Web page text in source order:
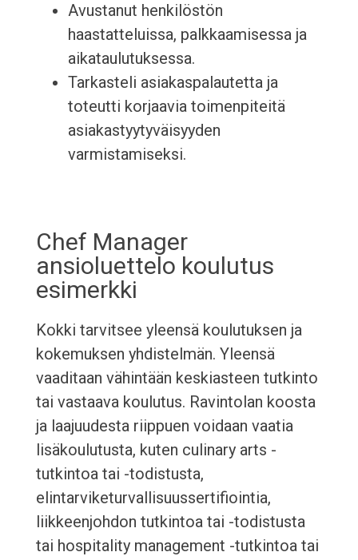
Avustanut henkilöstön
haastatteluissa, palkkaamisessa ja
aikataulutuksessa.
Tarkasteli asiakaspalautetta ja
toteutti korjaavia toimenpiteitä
asiakastyytyväisyyden
varmistamiseksi.
Chef Manager
ansioluettelo koulutus
esimerkki
Kokki tarvitsee yleensä koulutuksen ja
kokemuksen yhdistelmän. Yleensä
vaaditaan vähintään keskiasteen tutkinto
tai vastaava koulutus. Ravintolan koosta
ja laajuudesta riippuen voidaan vaatia
lisäkoulutusta, kuten culinary arts -
tutkintoa tai -todistusta,
elintarviketurvallisuussertifiointia,
liikkeenjohdon tutkintoa tai -todistusta
tai hospitality management -tutkintoa tai